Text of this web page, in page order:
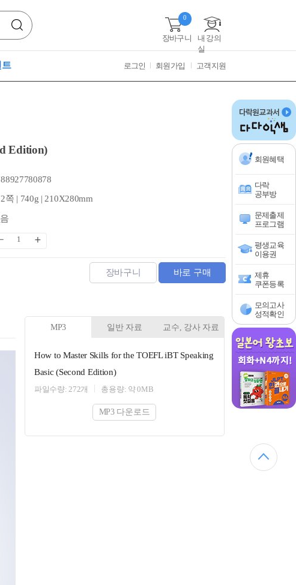
장바구니
0
내 강의
실
트 로그인 회원가입 고객지원
회원혜택
다락
공부방
문제출제
프로그램
평생교육
이용권
제휴
쿠폰등록
모의고사
성적확인
Edition)
쪽 | 740g | 210X280mm
장바구니 바로 구매
MP3 일반 자료 교수, 강사 자료
How to Master Skills for the TOEFL iBT Speaking
Basic (Second Edition)
파일수량: 272개 총용량: 약 0MB
MP3 다운로드